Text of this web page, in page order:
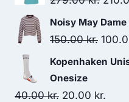
price
was:
Noisy May
150.00kr.
price
Kopenhaken
Onesize
40.00kr. Original
20.00 kr.